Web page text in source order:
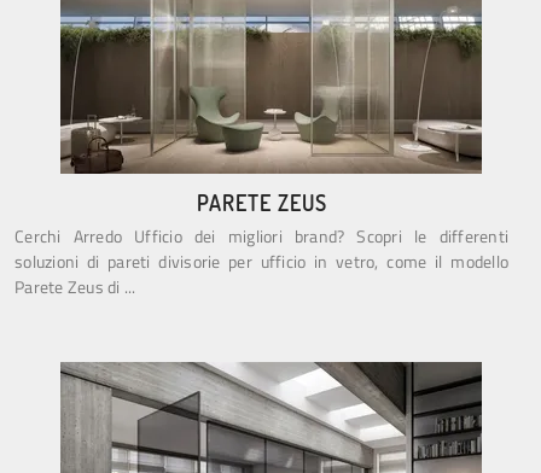
PARETE ZEUS
Cerchi Arredo Ufficio dei migliori brand? Scopri le differenti
soluzioni di pareti divisorie per ufficio in vetro, come il modello
Parete Zeus di ...